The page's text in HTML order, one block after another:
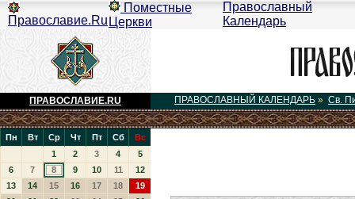
Православие.Ru
Поместные
Церкви
Православный
Календарь
ПРАВОСЛАВИЕ.RU ПРАВОСЛАВНЫЙ КАЛЕНДАРЬ » Св.
Пн Вт Ср Чт Пт Сб
Вс
1
2 3 4
5
6
7 8 9 10 11
12
13
14 15 16 17 18
19